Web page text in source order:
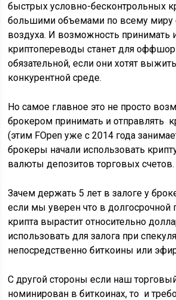
быстрых условно-бесконтрольных
большими объемами по всему миру
воздуха. И возможность принимать
криптопереводы станет для
обязательной, если они хотят
конкурентной среде.
Но самое главное это не просто
брокером принимать и отправлять
(этим FOpen уже с 2014 года
брокеры начали использовать
валюты депозитов торговых счетов.
Зачем держать 5 лет в залоге у
если мы уверен что в долгосрочной
крипта вырастит относительно
использовать для залога при
непосредственно биткоины или
С другой стороны если наш
номинирован в биткоинах, то и